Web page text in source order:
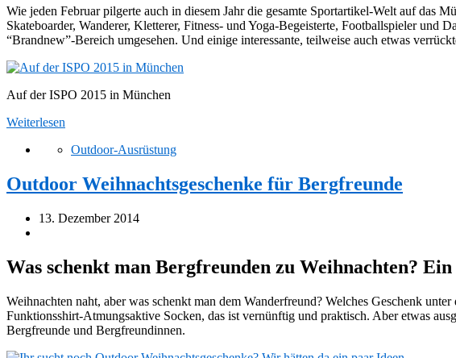
Wie jeden Februar pilgerte auch in diesem Jahr die gesamte Sportartikel-Welt auf das
Skateboarder, Wanderer, Kletterer, Fitness- und Yoga-Begeisterte, Footballspieler
“Brandnew”-Bereich umgesehen. Und einige interessante, teilweise auch etwas
Auf der ISPO 2015 in München
Weiterlesen
Outdoor-Ausrüstung
Outdoor Weihnachtsgeschenke für Bergfreunde
13. Dezember 2014
Was schenkt man Bergfreunden zu Weihnachten?
Weihnachten naht, aber was schenkt man dem Wanderfreund? Welches Geschenk
Funktionsshirt-Atmungsaktive Socken, das ist vernünftig und praktisch. Aber etwas
Bergfreunde und Bergfreundinnen.